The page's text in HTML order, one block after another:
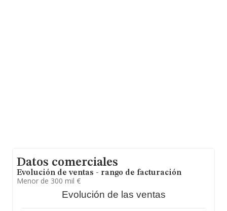
Datos comerciales
Evolución de ventas - rango de facturación
Menor de 300 mil €
Evolución de las ventas